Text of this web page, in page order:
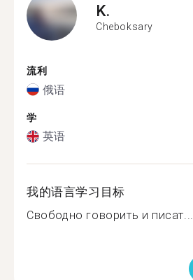
K.
Cheboksary
流利
俄语
学
英语
我的语言学习目标
Свободно говорить и писат...